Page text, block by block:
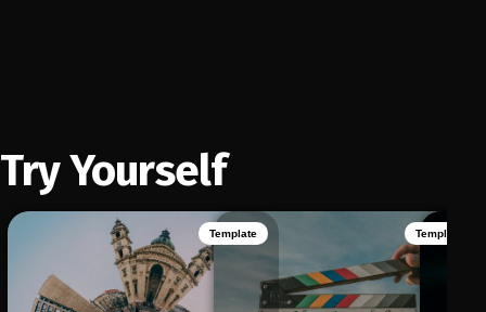
Try Yourself
Template Template